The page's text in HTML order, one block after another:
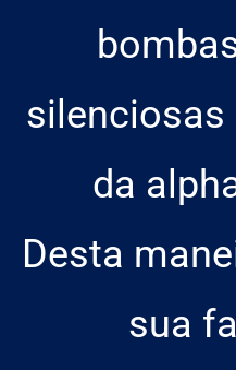
silenciosas
da
Desta
sua